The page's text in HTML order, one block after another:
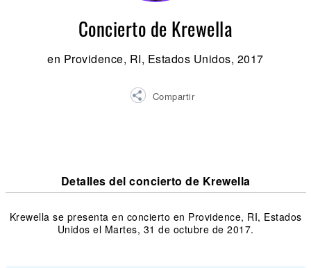
Concierto de Krewella
en Providence, RI, Estados Unidos, 2017
Compartir
Detalles del concierto de Krewella
Krewella se presenta en concierto en Providence, RI, Estados
Unidos el Martes, 31 de octubre de 2017.